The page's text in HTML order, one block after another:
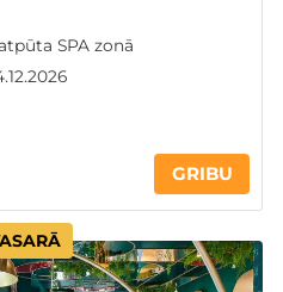
SPA zonā
GRIBU